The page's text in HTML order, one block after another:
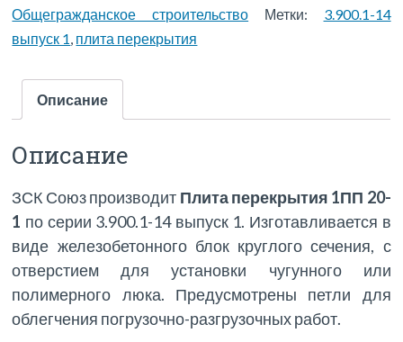
Общегражданское строительство
Метки: 3.900.1-14
выпуск 1, плита перекрытия
Описание
Описание
ЗСК Союз производит Плита перекрытия 1ПП 20-
1 по серии 3.900.1-14 выпуск 1. Изготавливается в
виде железобетонного блок круглого сечения, с
отверстием для установки чугунного или
полимерного люка. Предусмотрены петли для
облегчения погрузочно-разгрузочных работ.